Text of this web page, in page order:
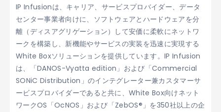
IP Infusionは、キャリア、サービスプロバイダー、データ
センター事業者向けに、ソフトウェアとハードウェアを分
離（ディスアグリゲーション）して安価に柔軟にネットワ
ークを構築し、新機能やサービスの実装を迅速に実現する
White Boxソリューションを提供しています。IP Infusion
は、「DANOS-Vyatta edition」および「Commercial
SONiC Distribution」のインテグレーター兼カスタマーサ
ービスプロバイダーであると共に、White Box向けネット
ワークOS「OcNOS」および「ZebOS®」を350社以上の企